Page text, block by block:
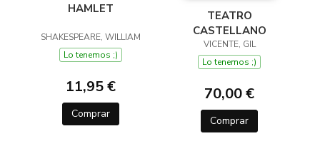
HAMLET
SHAKESPEARE, WILLIAM
Lo tenemos ;)
11,95 €
Comprar
TEATRO
CASTELLANO
VICENTE, GIL
Lo tenemos ;)
70,00 €
Comprar